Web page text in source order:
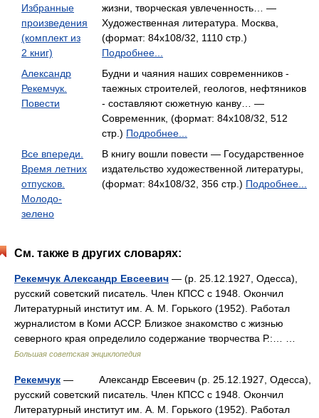
Избранные
произведения
(комплект из
2 книг)
жизни, творческая увлеченность… —
Художественная литература. Москва,
(формат: 84x108/32, 1110 стр.)
Подробнее...
Александр
Рекемчук.
Повести
Будни и чаяния наших современников -
таежных строителей, геологов, нефтяников
- составляют сюжетную канву… —
Современник, (формат: 84x108/32, 512
стр.) Подробнее...
Все впереди.
Время летних
отпусков.
Молодо-
зелено
В книгу вошли повести — Государственное
издательство художественной литературы,
(формат: 84x108/32, 356 стр.) Подробнее...
См. также в других словарях:
Рекемчук Александр Евсеевич — (р. 25.12.1927, Одесса),
русский советский писатель. Член КПСС с 1948. Окончил
Литературный институт им. А. М. Горького (1952). Работал
журналистом в Коми АССР. Близкое знакомство с жизнью
северного края определило содержание творчества Р.:… …
Большая советская энциклопедия
Рекемчук — Александр Евсеевич (р. 25.12.1927, Одесса),
русский советский писатель. Член КПСС с 1948. Окончил
Литературный институт им. А. М. Горького (1952). Работал